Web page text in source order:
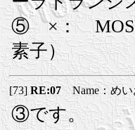
⑤ ×：
素子）
[73]RE:07Name：めい
③です。